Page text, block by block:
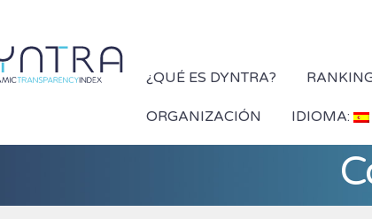
¿QUÉ ES DYNTRA?
ORGANIZACIÓN IDIOMA: